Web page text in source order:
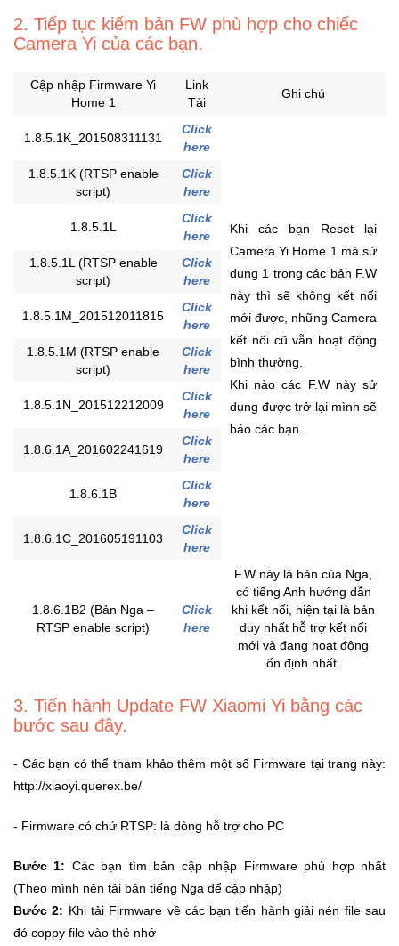
Cửa
Sống
Sức
Làm
Dã
Ngoại
Tô
Xe
Đồ
chơi
công
2. Tiếp tục kiếm bản FW phù hợp cho chiếc
Camera Yi của các bạn.
Cập nhập Firmware Yi
Home 1
Link
Tải
Ghi chú
1.8.5.1K_201508311131
Click
here
Khi các bạn Reset lại
Camera Yi Home 1 mà sử
dụng 1 trong các bản F.W
này thì sẽ không kết nối
mới được, những Camera
kết nối cũ vẫn hoạt động
bình thường.
Khi nào các F.W này sử
dụng được trở lại mình sẽ
báo các bạn.
1.8.5.1K (RTSP enable
script)
Click
here
1.8.5.1L
Click
here
1.8.5.1L (RTSP enable
script)
Click
here
1.8.5.1M_201512011815
Click
here
1.8.5.1M (RTSP enable
script)
Click
here
1.8.5.1N_201512212009
Click
here
1.8.6.1A_201602241619
Click
here
1.8.6.1B
Click
here
1.8.6.1C_201605191103
Click
here
1.8.6.1B2 (Bản Nga –
RTSP enable script)
Click
here
F.W này là bản của Nga,
có tiếng Anh hướng dẫn
khi kết nối, hiện tại là bản
duy nhất hỗ trợ kết nối
mới và đang hoạt động
ổn định nhất.
3. Tiến hành Update FW Xiaomi Yi bằng các
bước sau đây.
- Các bạn có thể tham khảo thêm một số Firmware tại trang này:
http://xiaoyi.querex.be/
- Firmware có chứ RTSP: là dòng hỗ trợ cho PC
Bước 1: Các bạn tìm bản cập nhập Firmware phù hợp nhất
(Theo mình nên tải bản tiếng Nga để cập nhập)
Bước 2: Khi tải Firmware về các bạn tiến hành giải nén file sau
đó coppy file vào thẻ nhớ